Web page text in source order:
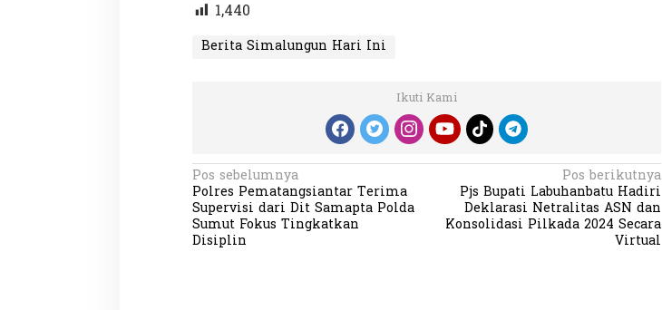
1,440
Berita Simalungun Hari Ini
Ikuti Kami
N
a
v
Pos sebelumnya
Polres Pematangsiantar Terima
Supervisi dari Dit Samapta Polda
Sumut Fokus Tingkatkan
Disiplin
Pos berikutnya
Pjs Bupati Labuhanbatu Hadiri
Deklarasi Netralitas ASN dan
Konsolidasi Pilkada 2024 Secara
Virtual